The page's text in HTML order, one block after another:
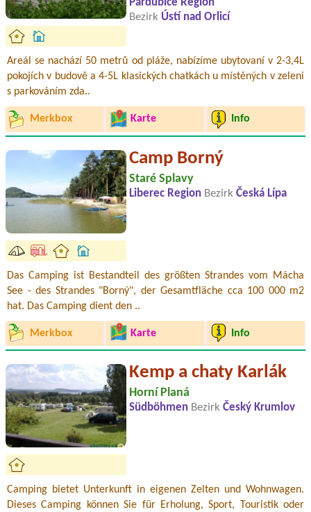
Pardubice Region
Bezirk Ústí nad Orlicí
Areál se nachází 50 metrů od pláže, nabízíme ubytovaní v 2-3,4L
pokojích v budově a 4-5L klasických chatkách u místěných v zeleni
s parkováním zda..
Merkbox Karte Info
Camp Borný
Staré Splavy
Liberec Region Bezirk Česká Lípa
Das Camping ist Bestandteil des größten Strandes vom Mácha
See - des Strandes "Borný", der Gesamtfläche cca 100 000 m2
hat. Das Camping dient den ..
Merkbox Karte Info
Kemp a chaty Karlák
Horní Planá
Südböhmen Bezirk Český Krumlov
Camping bietet Unterkunft in eigenen Zelten und Wohnwagen.
Dieses Camping können Sie für Erholung, Sport, Touristik oder